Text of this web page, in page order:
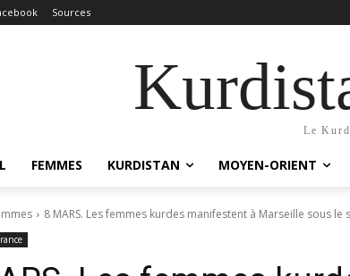
Sources
Le
FEMMES KURDISTAN MOYEN-ORIENT
8 MARS. Les femmes kurdes manifestent à Marseille sous le